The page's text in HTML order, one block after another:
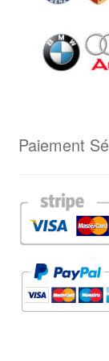
Paiement